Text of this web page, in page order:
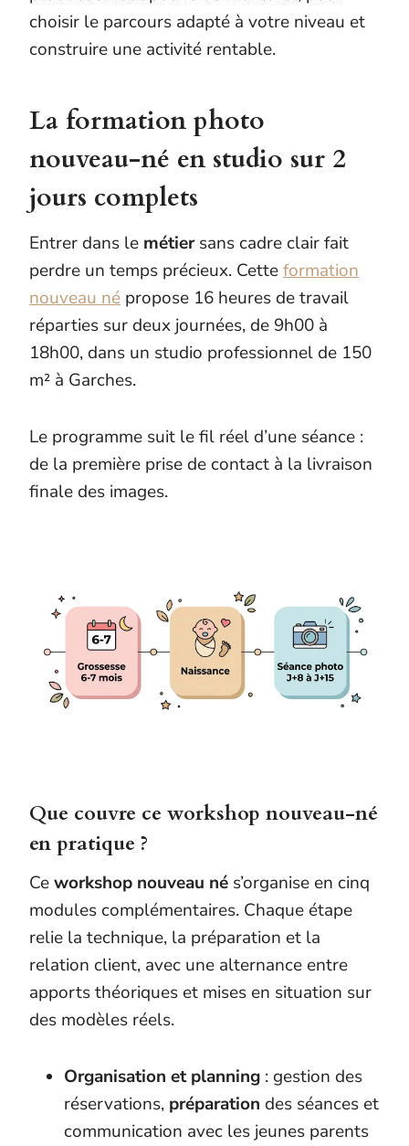
choisir le parcours adapté à votre niveau et
construire une activité rentable.
La formation photo
nouveau-né en studio sur 2
jours complets
Entrer dans le métiersans cadre clair fait
perdre un temps précieux. Cetteformation
nouveau né propose 16 heures de travail
réparties sur deux journées, de 9h00 à
18h00, dans un studio professionnel de 150
m² à Garches.
Le programme suit le fil réel d’une séance :
de la première prise de contact à la livraison
finale des images.
Que couvre ce workshop nouveau-né
en pratique ?
Ceworkshop nouveau né s’organise en cinq
modules complémentaires. Chaque étape
relie la technique, la préparation et la
relation client, avec une alternance entre
apports théoriques et mises en situation sur
des modèles réels.
Organisation et planning : gestion des
réservations, préparation des séances et
communication avec les jeunes parents